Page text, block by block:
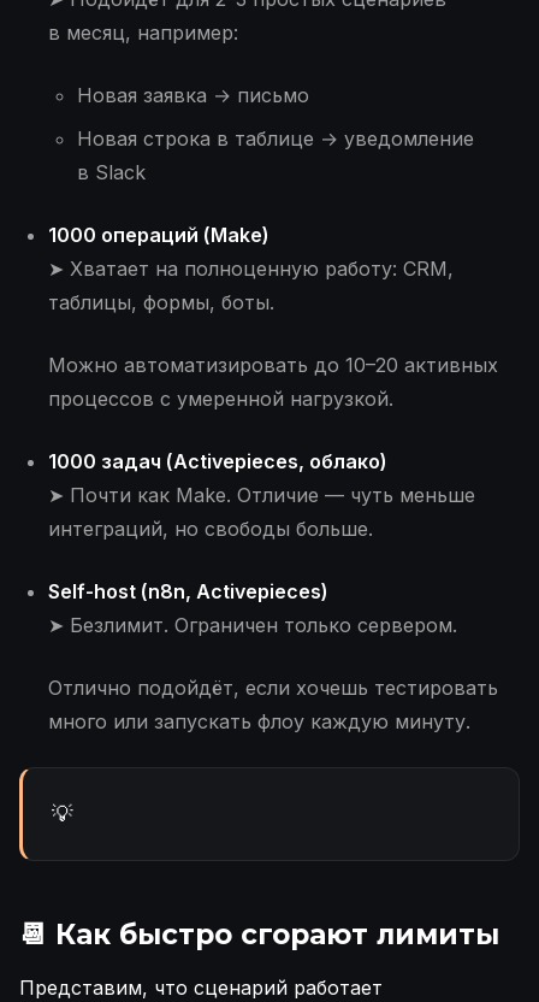
в месяц, например:
Новая заявка → письмо
Новая строка в таблице → уведомление
в Slack
1000 операций (Make)
➤ Хватает на полноценную работу: CRM,
таблицы, формы, боты.
Можно автоматизировать до 10–20 активных
процессов с умеренной нагрузкой.
1000 задач (Activepieces, облако)
➤ Почти как Make. Отличие — чуть меньше
интеграций, но свободы больше.
Self-host (n8n, Activepieces)
➤ Безлимит. Ограничен только сервером.
Отлично подойдёт, если хочешь тестировать
много или запускать флоу каждую минуту.
💡
📆 Как быстро сгорают лимиты
Представим, что сценарий работает